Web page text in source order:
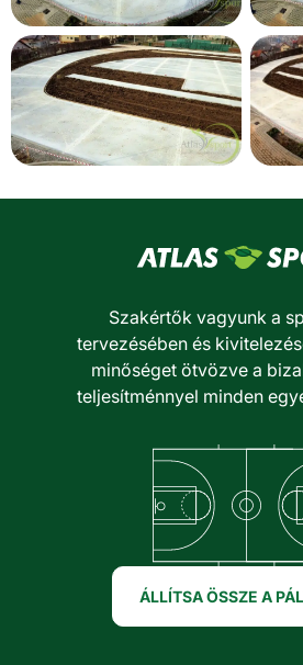
Szakértők vagyunk a
tervezésében és
minőséget ötvözve a
teljesítménnyel minden
ÁLLÍTSA ÖSSZE A